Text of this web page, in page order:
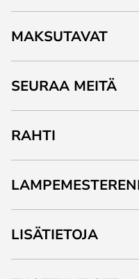
MAKSUTAVAT
SEURAA MEITÄ
RAHTI
LISÄTIETOJA